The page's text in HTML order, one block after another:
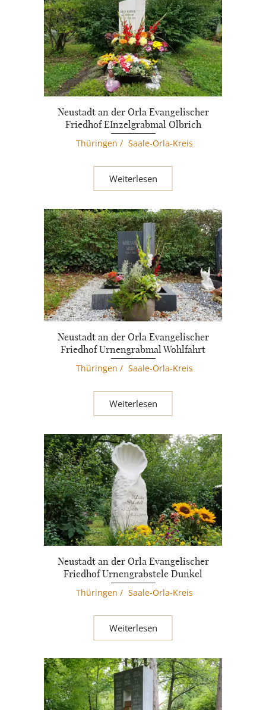
Neustadt an der Orla Evangelischer
Friedhof EInzelgrabmal Olbrich
Thüringen / Saale-Orla-Kreis
Weiterlesen
Neustadt an der Orla Evangelischer
Friedhof Urnengrabmal Wohlfahrt
Thüringen / Saale-Orla-Kreis
Weiterlesen
Neustadt an der Orla Evangelischer
Friedhof Urnengrabstele Dunkel
Thüringen / Saale-Orla-Kreis
Weiterlesen